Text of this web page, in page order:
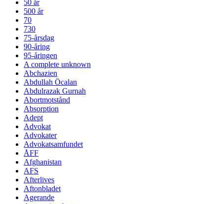
50 år
500 år
70
730
75-årsdag
90-åring
95-åringen
A complete unknown
Abchazien
Abdullah Öcalan
Abdulrazak Gurnah
Abortmotstånd
Absorption
Adept
Advokat
Advokater
Advokatsamfundet
ÅFF
Afghanistan
AFS
Afterlives
Aftonbladet
Agerande